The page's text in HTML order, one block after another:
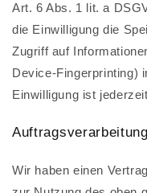
Art. 6 Abs. 1 lit. a
die Einwilligung die
Zugriff auf
Device-Fingerprinting)
Einwilligung ist
Auftragsverarbeitung
Wir haben einen